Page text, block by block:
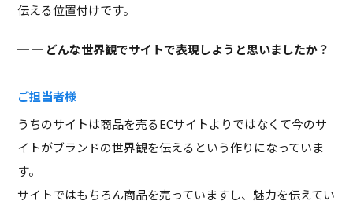
伝える位置付けです。
─ どんな世界観でサイトで表現しようと思いましたか？
ご担当者様
うちのサイトは商品を売るECサイトよりではなくて今のサ
イトがブランドの世界観を伝えるという作りになっていま
す。
サイトではもちろん商品を売っていますし、魅力を伝えてい